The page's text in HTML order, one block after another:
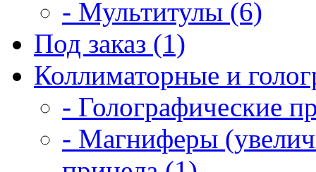
- Мультитулы (6)
Под заказ (1)
Коллиматорные и
- Голографические
- Магниферы